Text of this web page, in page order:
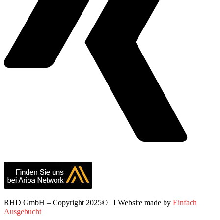
RHD GmbH – Copyright 2025© I Website made by Einfach
Ausgebucht